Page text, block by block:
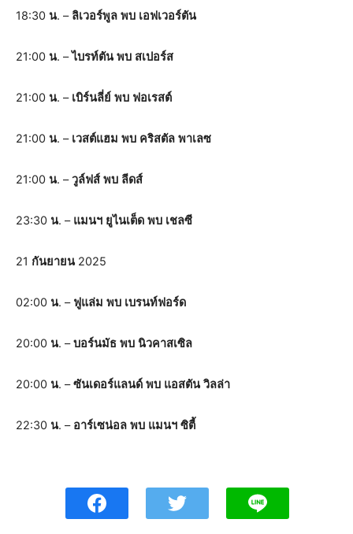
18:30 น. – ลิเวอร์พูล พบ เอฟเวอร์ตัน
21:00 น. –ไบรท์ตัน พบ สเปอร์ส
21:00 น. – เบิร์นลี่ย์ พบ ฟอเรสต์
21:00 น. – เวสต์แฮม พบ คริสตัล พาเลซ
21:00 น. –วูล์ฟส์ พบ ลีดส์
23:30 น. – แมนฯ ยูไนเต็ด พบ เชลซี
21 กันยายน 2025
02:00 น. – ฟูแล่ม พบ เบรนท์ฟอร์ด
20:00 น. –บอร์นมัธ พบ นิวคาสเซิล
20:00 น. –ซันเดอร์แลนด์ พบ แอสตัน วิลล่า
22:30 น. – อาร์เซน่อล พบ แมนฯ ซิตี้